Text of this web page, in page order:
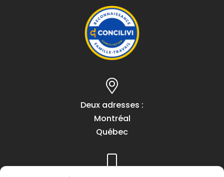
Deux adresses :
Montréal
Québec